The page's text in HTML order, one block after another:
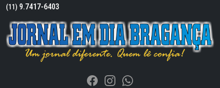
(11) 9.7417-6403